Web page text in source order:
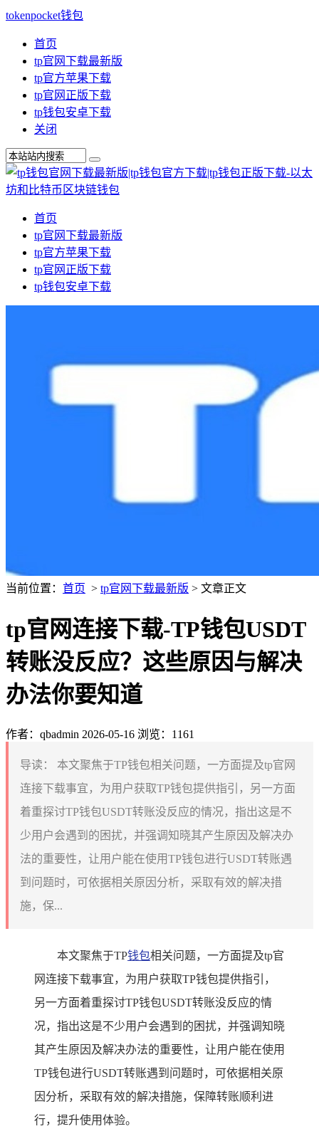
tokenpocket钱包
首页
tp官网下载最新版
tp官方苹果下载
tp官网正版下载
tp钱包安卓下载
关闭
首页
tp官网下载最新版
tp官方苹果下载
tp官网正版下载
tp钱包安卓下载
当前位置： 首页 > tp官网下载最新版 > 文章正文
tp官网连接下载-TP钱包USDT
转账没反应？这些原因与解决
办法你要知道
作者：qbadmin 2026-05-16 浏览：1161
导读：
本文聚焦于TP钱包相关问题，一方面提及tp官网
连接下载事宜，为用户获取TP钱包提供指引，另一方面
着重探讨TP钱包USDT转账没反应的情况，指出这是不
少用户会遇到的困扰，并强调知晓其产生原因及解决办
法的重要性，让用户能在使用TP钱包进行USDT转账遇
到问题时，可依据相关原因分析，采取有效的解决措
施，保...
本文聚焦于TP钱包相关问题，一方面提及tp官
网连接下载事宜，为用户获取TP钱包提供指引，
另一方面着重探讨TP钱包USDT转账没反应的情
况，指出这是不少用户会遇到的困扰，并强调知晓
其产生原因及解决办法的重要性，让用户能在使用
TP钱包进行USDT转账遇到问题时，可依据相关原
因分析，采取有效的解决措施，保障转账顺利进
行，提升使用体验。